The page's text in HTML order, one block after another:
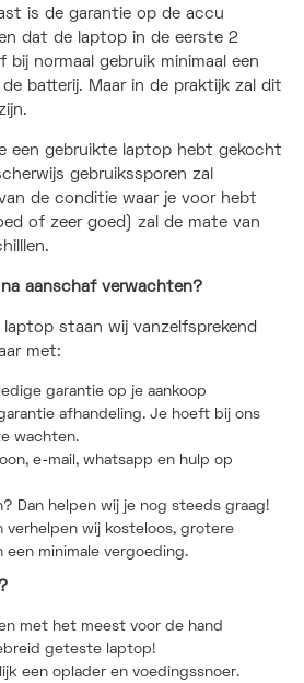
is de garantie op de accu
dat de laptop in de eerste 2
bij normaal gebruik minimaal een
batterij. Maar in de praktijk zal dit
een gebruikte laptop hebt gekocht
gebruikssporen zal
de conditie waar je voor hebt
of zeer goed) zal de mate van
aanschaf verwachten?
staan wij vanzelfsprekend
met:
garantie op je aankoop
afhandeling. Je hoeft bij ons
wachten.
e-mail, whatsapp en hulp op
Dan helpen wij je nog steeds graag!
verhelpen wij kosteloos, grotere
een minimale vergoeding.
met het meest voor de hand
geteste laptop!
een oplader en voedingssnoer.